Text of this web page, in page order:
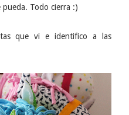
pueda. Todo cierra :)
que vi e identifico a las